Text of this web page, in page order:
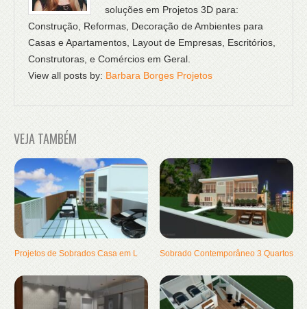
soluções em Projetos 3D para:
Construção, Reformas, Decoração de Ambientes para
Casas e Apartamentos, Layout de Empresas, Escritórios,
Construtoras, e Comércios em Geral.
View all posts by: Barbara Borges Projetos
VEJA TAMBÉM
Projetos de Sobrados Casa em L Sobrado Contemporâneo 3 Quartos